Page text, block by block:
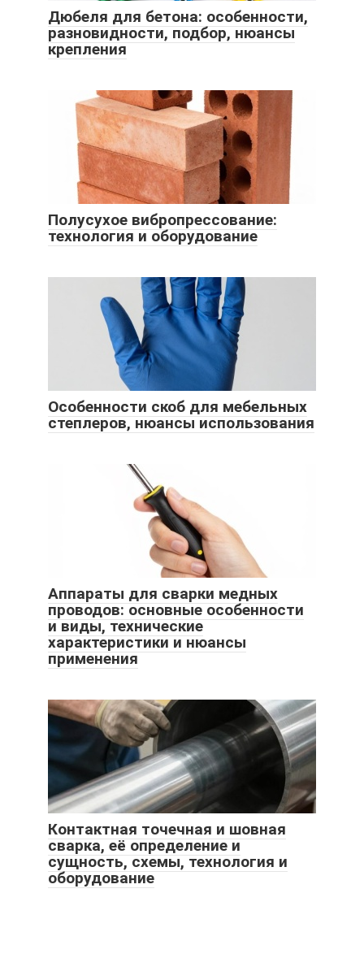
Дюбеля для бетона: особенности,
разновидности, подбор, нюансы
крепления
Полусухое вибропрессование:
технология и оборудование
Особенности скоб для мебельных
степлеров, нюансы использования
Аппараты для сварки медных
проводов: основные особенности
и виды, технические
характеристики и нюансы
применения
Контактная точечная и шовная
сварка, её определение и
сущность, схемы, технология и
оборудование